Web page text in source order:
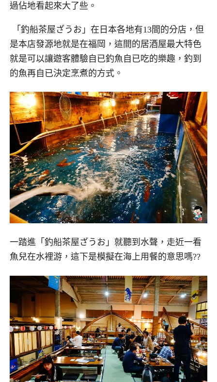
過佔地看起來大了些。
「釣船茶屋ざうお」在日本各地有13間的分店，但
是本店發源地就是在福岡，這間的居酒屋最大特色
就是可以讓遊客體驗自已釣魚自已吃的樂趣，釣到
的魚再自已決定烹煮的方式。
一踏進「釣船茶屋ざうお」就聽到水聲，走近一看
魚兒在水裡游，這下是模擬在海上用餐的意思嗎??